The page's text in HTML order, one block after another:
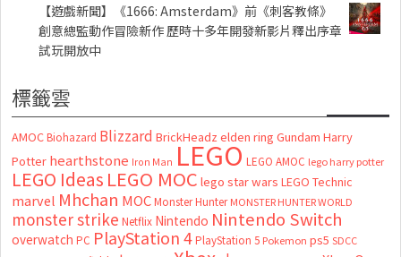
【遊戲新聞】《1666: Amsterdam》前《刺客教條》
創意總監動作冒險新作 歷時十多年開發新影片釋出序章
試玩開放中
標籤雲
AMOC Biohazard Blizzard BrickHeadz elden ring Gundam Harry
Potter hearthstone Iron Man LEGO LEGO AMOC lego harry potter
LEGO Ideas LEGO MOC lego star wars LEGO Technic
marvel Mhchan MOC Monster Hunter MONSTER HUNTER WORLD
monster strike Netflix Nintendo Nintendo Switch
overwatch PC PlayStation 4 PlayStation 5 Pokemon ps5 SDCC